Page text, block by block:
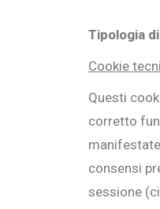
Tipologia
Cookie
Questi
corretto
consensi
sessione